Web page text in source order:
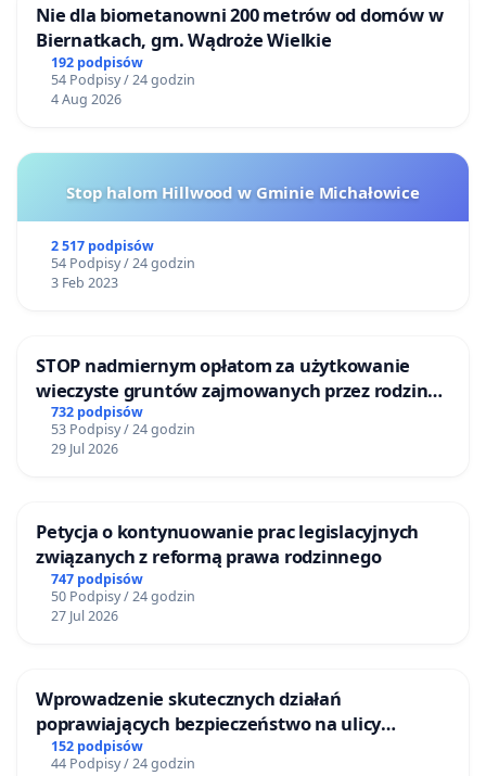
Nie dla biometanowni 200 metrów od domów w
Biernatkach, gm. Wądroże Wielkie
192 podpisów
54 Podpisy / 24 godzin
4 Aug 2026
Stop halom Hillwood w Gminie Michałowice
2 517 podpisów
54 Podpisy / 24 godzin
3 Feb 2023
STOP nadmiernym opłatom za użytkowanie
wieczyste gruntów zajmowanych przez rodzinne
ogrody działkowe.
732 podpisów
53 Podpisy / 24 godzin
29 Jul 2026
Petycja o kontynuowanie prac legislacyjnych
związanych z reformą prawa rodzinnego
747 podpisów
50 Podpisy / 24 godzin
27 Jul 2026
Wprowadzenie skutecznych działań
poprawiających bezpieczeństwo na ulicy
Żeromskiego w Otwocku
152 podpisów
44 Podpisy / 24 godzin